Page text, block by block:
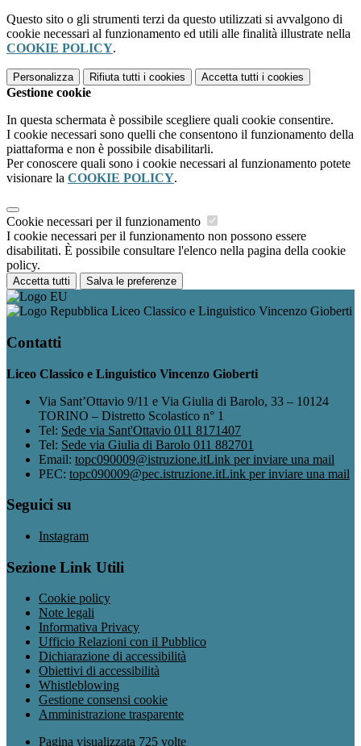
Questo sito o gli strumenti terzi da questo utilizzati si avvalgono di
cookie necessari al funzionamento ed utili alle finalità illustrate nella
COOKIE POLICY.
Personalizza Rifiuta tutti i cookies Accetta tutti i cookies
Gestione cookie
In questa schermata è possibile scegliere quali cookie consentire.
I cookie necessari sono quelli che consentono il funzionamento della
piattaforma e non è possibile disabilitarli.
Per conoscere quali sono i cookie necessari al funzionamento potete
visionare la COOKIE POLICY.
Cookie necessari per il funzionamento
I cookie necessari per il funzionamento non possono essere
disabilitati. È possibile consultare l'elenco nella pagina della cookie
policy.
Accetta tutti Salva le preferenze
Liceo Classico e Linguistico Vincenzo Gioberti
Contatti
Liceo Classico e Linguistico Vincenzo Gioberti
Via Sant’Ottavio 9/11 e Via Giulia di Barolo, 33 – 10124
TORINO – Distretto Scolastico n° 1
Tel: Sede via Sant'Ottavio 011 8171407
Tel: Sede via Giulia di Barolo 011 882701
Email: topc090009@istruzione.itLink per inviare una mail
PEC: topc090009@pec.istruzione.itLink per inviare una mail
Seguici su
Instagram
Sezione Link Utili
Cookie policy
Note legali
Informativa Privacy
Ufficio Relazioni con il Pubblico
Dichiarazione di accessibilità
Obiettivi di accessibilità
Whistleblowing
Gestione consensi cookie
Amministrazione trasparente
Pagina visualizzata 725 volte